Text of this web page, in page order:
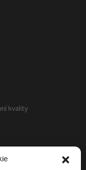
kvality